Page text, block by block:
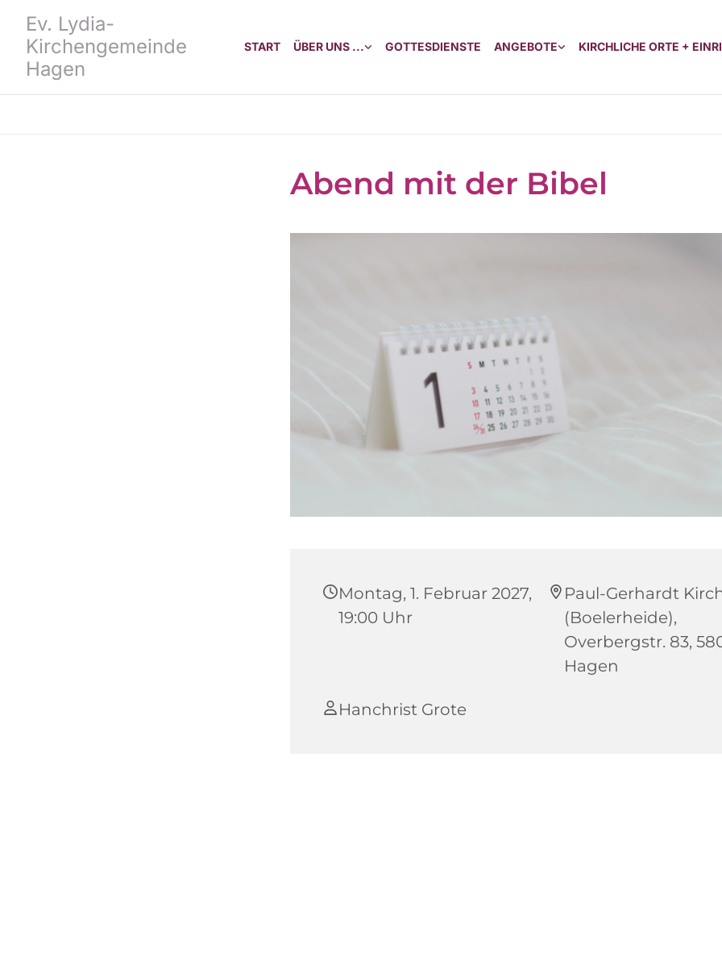
Ev. Lydia-
Kirchengemeinde
Hagen
START ÜBER UNS ... GOTTESDIENSTE ANGEBOTE KIRCHLICHE ORTE +
Abend mit der Bibel
Montag, 1. Februar 2027,
19:00 Uhr
Paul-Gerhardt
(Boelerheide),
Overbergstr. 83,
Hagen
Hanchrist Grote